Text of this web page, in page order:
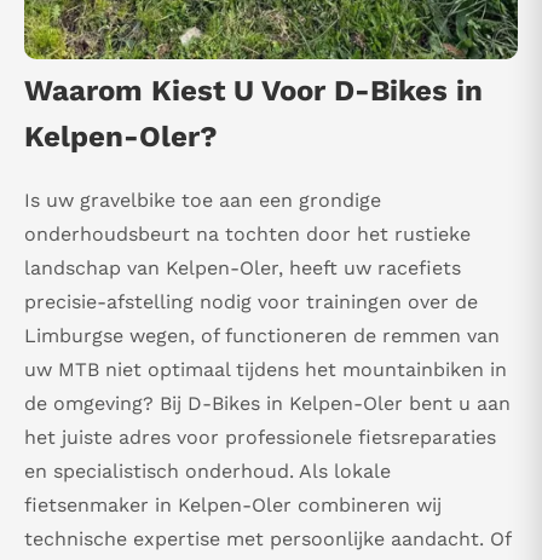
Waarom Kiest U Voor D-Bikes in
Kelpen-Oler?
Is uw gravelbike toe aan een grondige
onderhoudsbeurt na tochten door het rustieke
landschap van Kelpen-Oler, heeft uw racefiets
precisie-afstelling nodig voor trainingen over de
Limburgse wegen, of functioneren de remmen van
uw MTB niet optimaal tijdens het mountainbiken in
de omgeving? Bij D-Bikes in Kelpen-Oler bent u aan
het juiste adres voor professionele fietsreparaties
en specialistisch onderhoud. Als lokale
fietsenmaker in Kelpen-Oler combineren wij
technische expertise met persoonlijke aandacht. Of